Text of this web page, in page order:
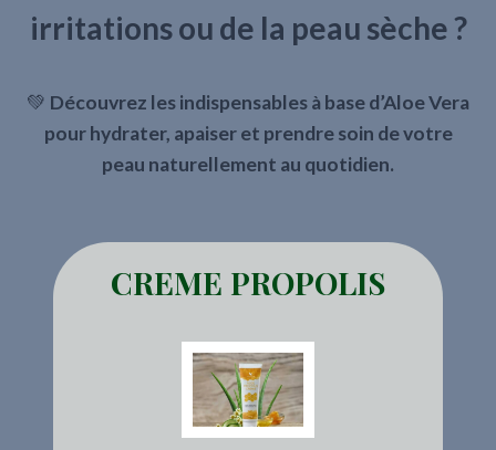
irritations ou de la peau sèche ?
💚 Découvrez les indispensables à base d’Aloe Vera
pour hydrater, apaiser et prendre soin de votre
peau naturellement au quotidien.
CREME PROPOLIS